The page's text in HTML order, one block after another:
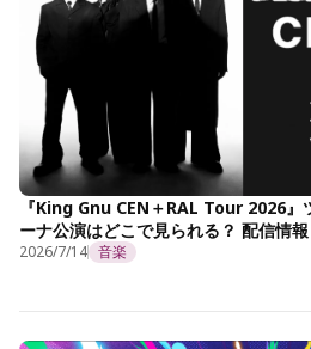
『King Gnu CEN＋RAL Tour 2026』
ーナ公演はどこで見られる？ 配信情
2026/7/14 音楽